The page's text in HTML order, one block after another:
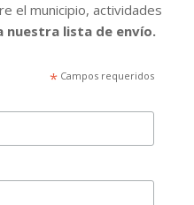
el municipio, actividades
nuestra lista de envío.
*Campos requeridos